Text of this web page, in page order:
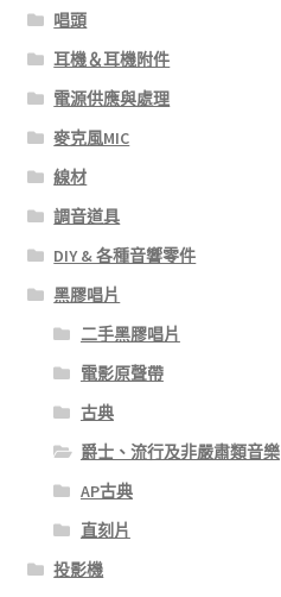
唱頭
耳機＆耳機附件
電源供應與處理
麥克風MIC
線材
調音道具
DIY & 各種音響零件
黑膠唱片
二手黑膠唱片
電影原聲帶
古典
爵士、流行及非嚴肅類音樂
AP古典
直刻片
投影機